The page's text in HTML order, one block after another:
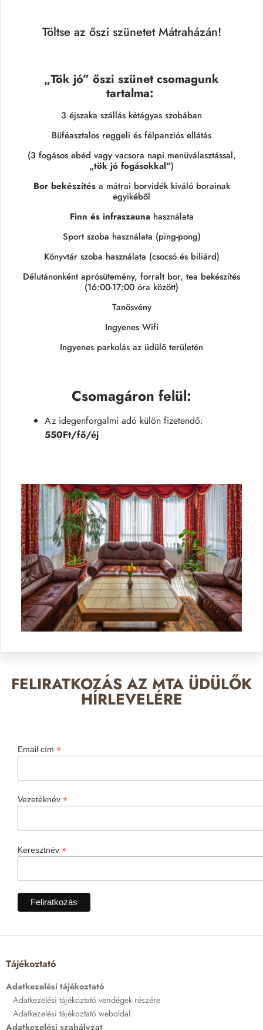
Töltse az őszi szünetet Mátraházán!
„Tök jó” őszi szünet csomagunk
tartalma:
3 éjszaka szállás kétágyas szobában
Büféasztalos reggeli és félpanziós ellátás
(3 fogásos ebéd vagy vacsora napi menüválasztással,
„tök jó fogásokkal”)
Bor bekészítés a mátrai borvidék kiváló borainak
egyikéből
Finn és infraszauna használata
Sport szoba használata (ping-pong)
Könyvtár szoba használata (csocsó és biliárd)
Délutánonként aprósütemény, forralt bor, tea bekészítés
(16:00-17:00 óra között)
Tanösvény
Ingyenes Wifi
Ingyenes parkolás az üdülő területén
Csomagáron felül:
Az idegenforgalmi adó külön fizetendő:
550Ft/fő/éj
FELIRATKOZÁS AZ MTA ÜDÜLŐK
HÍRLEVELÉRE
Email cím *
Vezetéknév *
Keresztnév *
Tájékoztató
Adatkezelési tájékoztató
Adatkezelési tájékoztató vendégek részére
Adatkezelési tájékoztató weboldal
Adatkezelési szabályzat